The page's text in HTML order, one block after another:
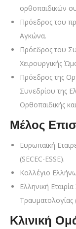
ορθοπαιδικών
Πρόεδρος του
Αγκώνα.
Πρόεδρος του
Χειρουργικής
Πρόεδρος της
Συνεδρίου της
Ορθοπαιδικής
Μέλος
Ευρωπαϊκή
(SECEC-ESSE).
Κολλέγιο
Ελληνική
Τραυματολογίας
Κλινική